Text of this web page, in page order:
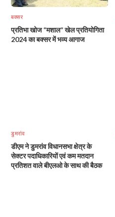
बक्सर
प्रतिभा खोज “मशाल” खेल प्रतियोगिता
2024 का बक्सर में भव्य आगाज
डुमरांव
डीएम ने डुमरांव विधानसभा क्षेत्र के
सेक्टर पदाधिकारियों एवं कम मतदान
प्रतिशत वाले बीएलओ के साथ की बैठक